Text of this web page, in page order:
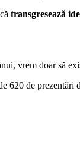
transgresează
vrem doar să
620 de prezentări